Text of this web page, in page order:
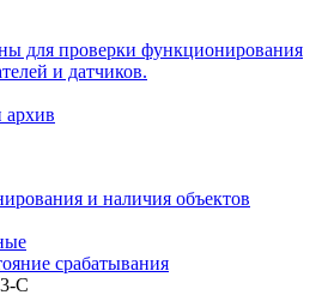
для проверки функционирования
и датчиков.
архив
и наличия объектов
срабатывания
С